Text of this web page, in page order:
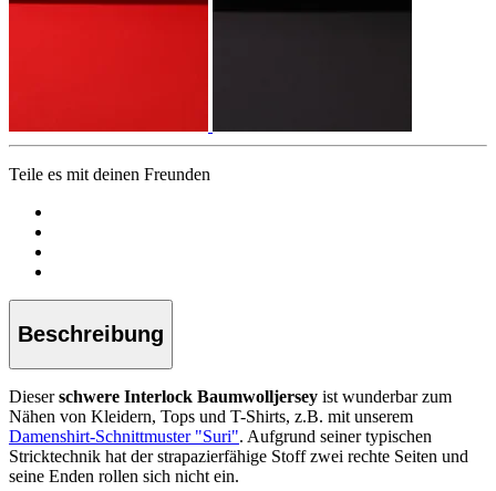
Teile es mit deinen Freunden
Beschreibung
Dieserschwere Interlock Baumwolljersey ist wunderbar zum
Nähen von Kleidern, Tops und T-Shirts, z.B. mit unserem
Damenshirt-Schnittmuster "Suri". Aufgrund seiner typischen
Stricktechnik hat der strapazierfähige Stoff zwei rechte Seiten und
seine Enden rollen sich nicht ein.